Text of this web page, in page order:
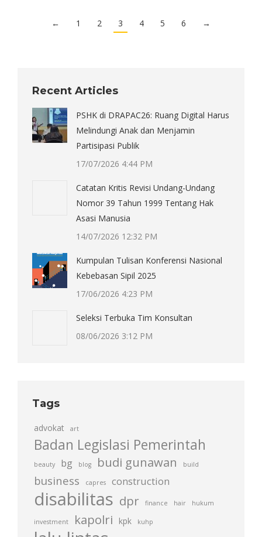
← 1 2 3 4 5 6 →
Recent Articles
PSHK di DRAPAC26: Ruang Digital Harus
Melindungi Anak dan Menjamin
Partisipasi Publik
17/07/2026 4:44 PM
Catatan Kritis Revisi Undang-Undang
Nomor 39 Tahun 1999 Tentang Hak
Asasi Manusia
14/07/2026 12:32 PM
Kumpulan Tulisan Konferensi Nasional
Kebebasan Sipil 2025
17/06/2026 4:23 PM
Seleksi Terbuka Tim Konsultan
08/06/2026 3:12 PM
Tags
advokat art
Badan Legislasi Pemerintah
beauty bg blog budi gunawan build
business capres construction
disabilitas dpr finance hair hukum
investment kapolri kpk kuhp